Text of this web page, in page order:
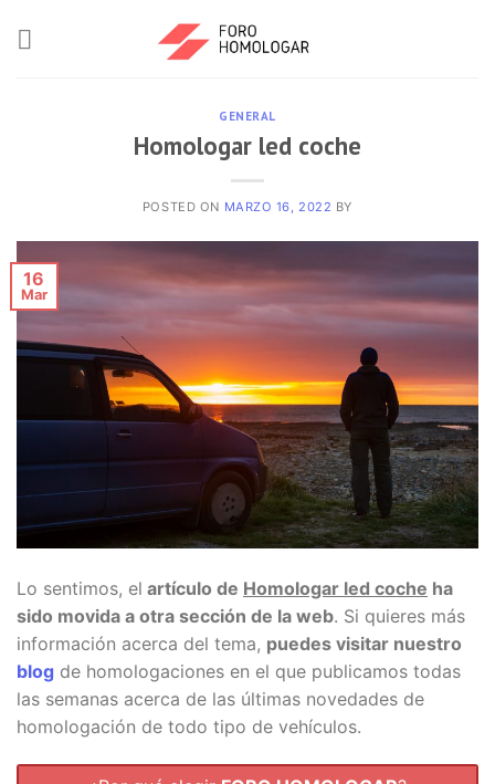
GENERAL
Homologar led coche
POSTED ON MARZO 16, 2022 BY
16
Mar
Lo sentimos, el artículo de Homologar led coche ha
sido movida a otra sección de la web. Si quieres más
información acerca del tema, puedes visitar nuestro
blog de homologaciones en el que publicamos todas
las semanas acerca de las últimas novedades de
homologación de todo tipo de vehículos.